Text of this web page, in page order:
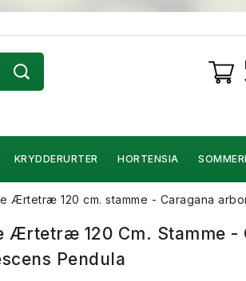
KRYDDERURTER HORTENSIA
Ærtetræ 120 cm. stamme - Caragana
Ærtetræ 120 Cm. Stamme -
Pendula